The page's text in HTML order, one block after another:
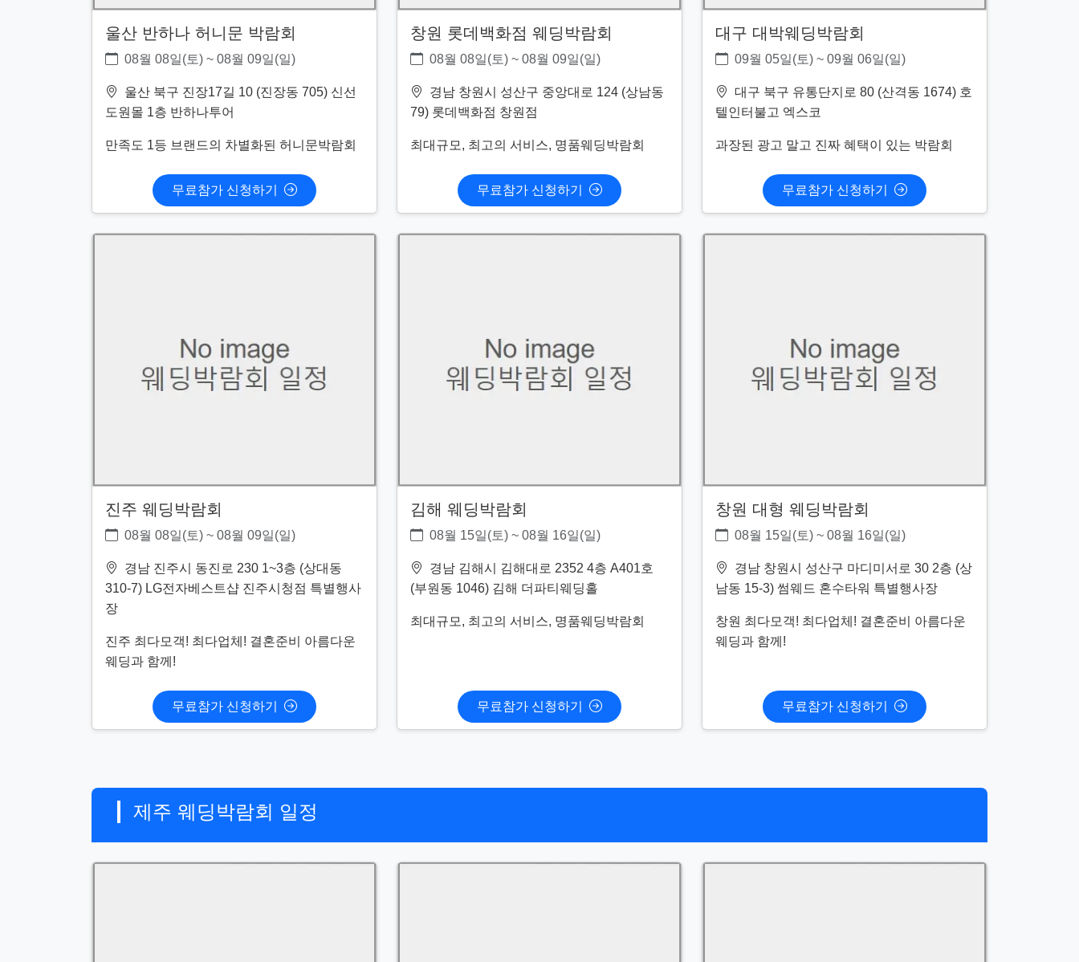
울산 반하나 허니문 박람회
08월 08일(토) ~ 08월 09일(일)
울산 북구 진장17길 10 (진장동 705) 신선
도원몰 1층 반하나투어
만족도 1등 브랜드의 차별화된 허니문박람회
무료참가 신청하기
창원 롯데백화점 웨딩박람회
08월 08일(토) ~ 08월 09일(일)
경남 창원시 성산구 중앙대로 124 (상남동
79) 롯데백화점 창원점
최대규모, 최고의 서비스, 명품웨딩박람회
무료참가 신청하기
대구 대박웨딩박람회
09월 05일(토) ~ 09월 06일(일)
대구 북구 유통단지로 80 (산격동 1674) 호
텔인터불고 엑스코
과장된 광고 말고 진짜 혜택이 있는 박람회
무료참가 신청하기
진주 웨딩박람회
08월 08일(토) ~ 08월 09일(일)
경남 진주시 동진로 230 1~3층 (상대동
310-7) LG전자베스트샵 진주시청점 특별행사
장
진주 최다모객! 최다업체! 결혼준비 아름다운
웨딩과 함께!
무료참가 신청하기
김해 웨딩박람회
08월 15일(토) ~ 08월 16일(일)
경남 김해시 김해대로 2352 4층 A401호
(부원동 1046) 김해 더파티웨딩홀
최대규모, 최고의 서비스, 명품웨딩박람회
무료참가 신청하기
창원 대형 웨딩박람회
08월 15일(토) ~ 08월 16일(일)
경남 창원시 성산구 마디미서로 30 2층 (상
남동 15-3) 썸웨드 혼수타워 특별행사장
창원 최다모객! 최다업체! 결혼준비 아름다운
웨딩과 함께!
무료참가 신청하기
제주 웨딩박람회 일정